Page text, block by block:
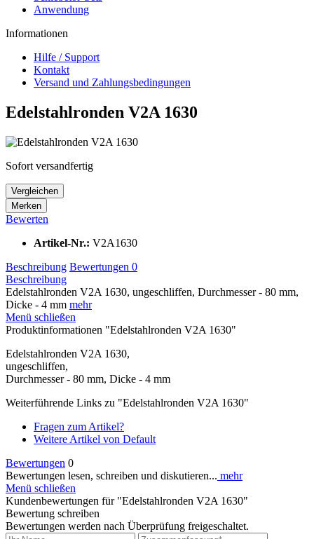
Anwendung
Informationen
Hilfe / Support
Kontakt
Versand und Zahlungsbedingungen
Edelstahlronden V2A 1630
Sofort versandfertig
Vergleichen
Merken
Bewerten
Artikel-Nr.: V2A1630
Beschreibung Bewertungen 0
Beschreibung
Edelstahlronden V2A 1630, ungeschliffen, Durchmesser - 80 mm,
Dicke - 4 mm mehr
Menü schließen
Produktinformationen "Edelstahlronden V2A 1630"
Edelstahlronden V2A 1630,
ungeschliffen,
Durchmesser - 80 mm, Dicke - 4 mm
Weiterführende Links zu "Edelstahlronden V2A 1630"
Fragen zum Artikel?
Weitere Artikel von Default
Bewertungen 0
Bewertungen lesen, schreiben und diskutieren... mehr
Menü schließen
Kundenbewertungen für "Edelstahlronden V2A 1630"
Bewertung schreiben
Bewertungen werden nach Überprüfung freigeschaltet.